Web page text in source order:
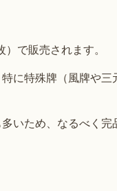
で販売されます。
に特殊牌（風牌や
いため、なるべく